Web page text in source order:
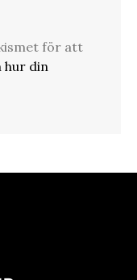
för att
hur din